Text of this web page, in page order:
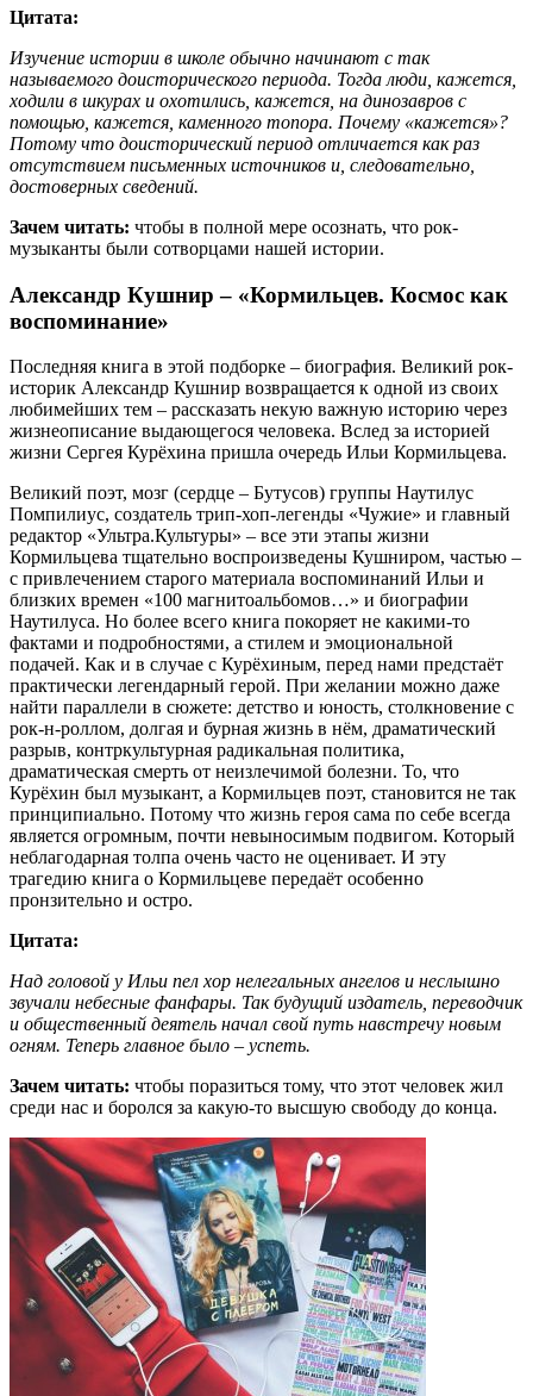
Цитата:
Изучение истории в школе обычно начинают с так
называемого доисторического периода. Тогда люди, кажется,
ходили в шкурах и охотились, кажется, на динозавров с
помощью, кажется, каменного топора. Почему «кажется»?
Потому что доисторический период отличается как раз
отсутствием письменных источников и, следовательно,
достоверных сведений.
Зачем читать: чтобы в полной мере осознать, что рок-
музыканты были сотворцами нашей истории.
Александр Кушнир – «Кормильцев. Космос как
воспоминание»
Последняя книга в этой подборке – биография. Великий рок-
историк Александр Кушнир возвращается к одной из своих
любимейших тем – рассказать некую важную историю через
жизнеописание выдающегося человека. Вслед за историей
жизни Сергея Курёхина пришла очередь Ильи Кормильцева.
Великий поэт, мозг (сердце – Бутусов) группы Наутилус
Помпилиус, создатель трип-хоп-легенды «Чужие» и главный
редактор «Ультра.Культуры» – все эти этапы жизни
Кормильцева тщательно воспроизведены Кушниром, частью –
с привлечением старого материала воспоминаний Ильи и
близких времен «100 магнитоальбомов…» и биографии
Наутилуса. Но более всего книга покоряет не какими-то
фактами и подробностями, а стилем и эмоциональной
подачей. Как и в случае с Курёхиным, перед нами предстаёт
практически легендарный герой. При желании можно даже
найти параллели в сюжете: детство и юность, столкновение с
рок-н-роллом, долгая и бурная жизнь в нём, драматический
разрыв, контркультурная радикальная политика,
драматическая смерть от неизлечимой болезни. То, что
Курёхин был музыкант, а Кормильцев поэт, становится не так
принципиально. Потому что жизнь героя сама по себе всегда
является огромным, почти невыносимым подвигом. Который
неблагодарная толпа очень часто не оценивает. И эту
трагедию книга о Кормильцеве передаёт особенно
пронзительно и остро.
Цитата:
Над головой у Ильи пел хор нелегальных ангелов и неслышно
звучали небесные фанфары. Так будущий издатель, переводчик
и общественный деятель начал свой путь навстречу новым
огням. Теперь главное было – успеть.
Зачем читать: чтобы поразиться тому, что этот человек жил
среди нас и боролся за какую-то высшую свободу до конца.